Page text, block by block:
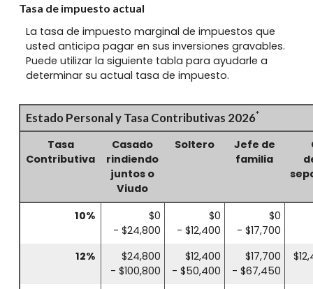
Tasa de impuesto actual
La tasa de impuesto marginal de impuestos que
usted anticipa pagar en sus inversiones gravables.
Puede utilizar la siguiente tabla para ayudarle a
determinar su actual tasa de impuesto.
Estado Personal y Tasa Contributivas 2026*
Tasa
Contributiva
Casado
rindiendo
juntos o
Viudo
Soltero
Jefe de
familia
10%
$0
- $24,800
$0
- $12,400
$0
- $17,700
12%
$24,800
- $100,800
$12,400
- $50,400
$17,700
- $67,450